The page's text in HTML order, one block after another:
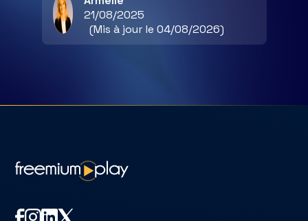
21/08/2025
(Mis à jour le 04/08/2026)